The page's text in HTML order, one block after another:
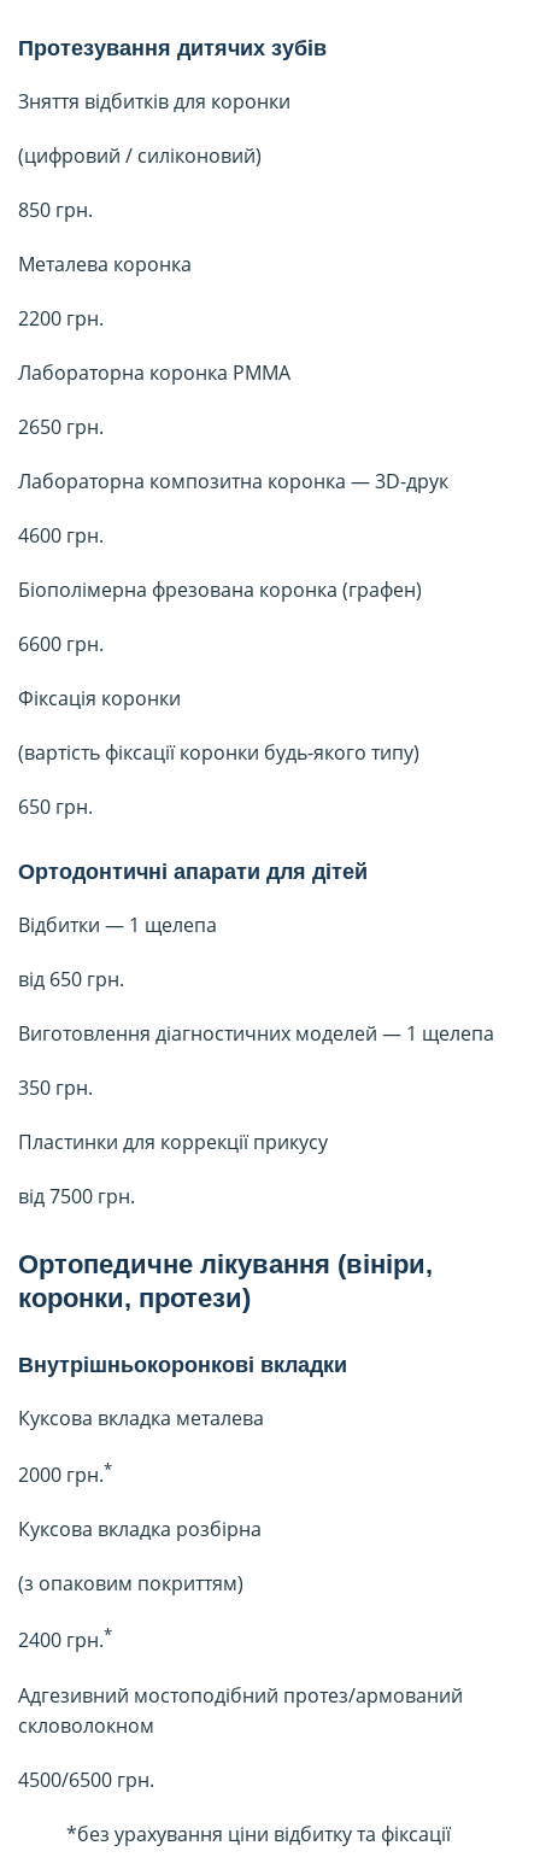
Протезування дитячих зубів
Зняття відбитків для коронки
(цифровий / силіконовий)
850 грн.
Металева коронка
2200 грн.
Лабораторна коронка PMMA
2650 грн.
Лабораторна композитна коронка — 3D-друк
4600 грн.
Біополімерна фрезована коронка (графен)
6600 грн.
Фіксація коронки
(вартість фіксації коронки будь-якого типу)
650 грн.
Ортодонтичні апарати для дітей
Відбитки — 1 щелепа
від 650 грн.
Виготовлення діагностичних моделей — 1 щелепа
350 грн.
Пластинки для коррекції прикусу
від 7500 грн.
Ортопедичне лікування (вініри,
коронки, протези)
Внутрішньокоронкові вкладки
Куксова вкладка металева
2000 грн.*
Куксова вкладка розбірна
(з опаковим покриттям)
2400 грн.*
Адгезивний мостоподібний протез/армований
скловолокном
4500/6500 грн.
*без урахування ціни відбитку та фіксації